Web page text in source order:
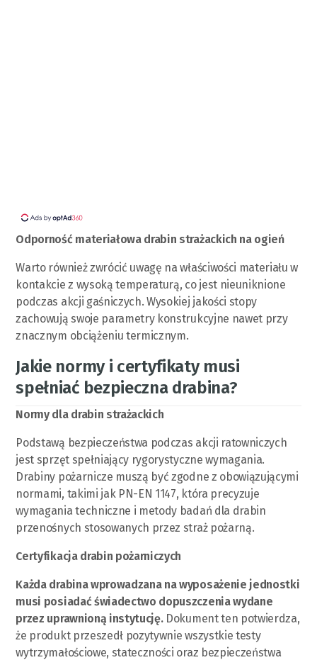
Odporność materiałowa drabin strażackich na ogień
Warto również zwrócić uwagę na właściwości materiału w
kontakcie z wysoką temperaturą, co jest nieuniknione
podczas akcji gaśniczych. Wysokiej jakości stopy
zachowują swoje parametry konstrukcyjne nawet przy
znacznym obciążeniu termicznym.
Jakie normy i certyfikaty musi
spełniać bezpieczna drabina?
Normy dla drabin strażackich
Podstawą bezpieczeństwa podczas akcji ratowniczych
jest sprzęt spełniający rygorystyczne wymagania.
Drabiny pożarnicze muszą być zgodne z obowiązującymi
normami, takimi jak PN-EN 1147, która precyzuje
wymagania techniczne i metody badań dla drabin
przenośnych stosowanych przez straż pożarną.
Certyfikacja drabin pożarniczych
Każda drabina wprowadzana na wyposażenie jednostki
musi posiadać świadectwo dopuszczenia wydane
przez uprawnioną instytucję.Dokument ten potwierdza,
że produkt przeszedł pozytywnie wszystkie testy
wytrzymałościowe, stateczności oraz bezpieczeństwa